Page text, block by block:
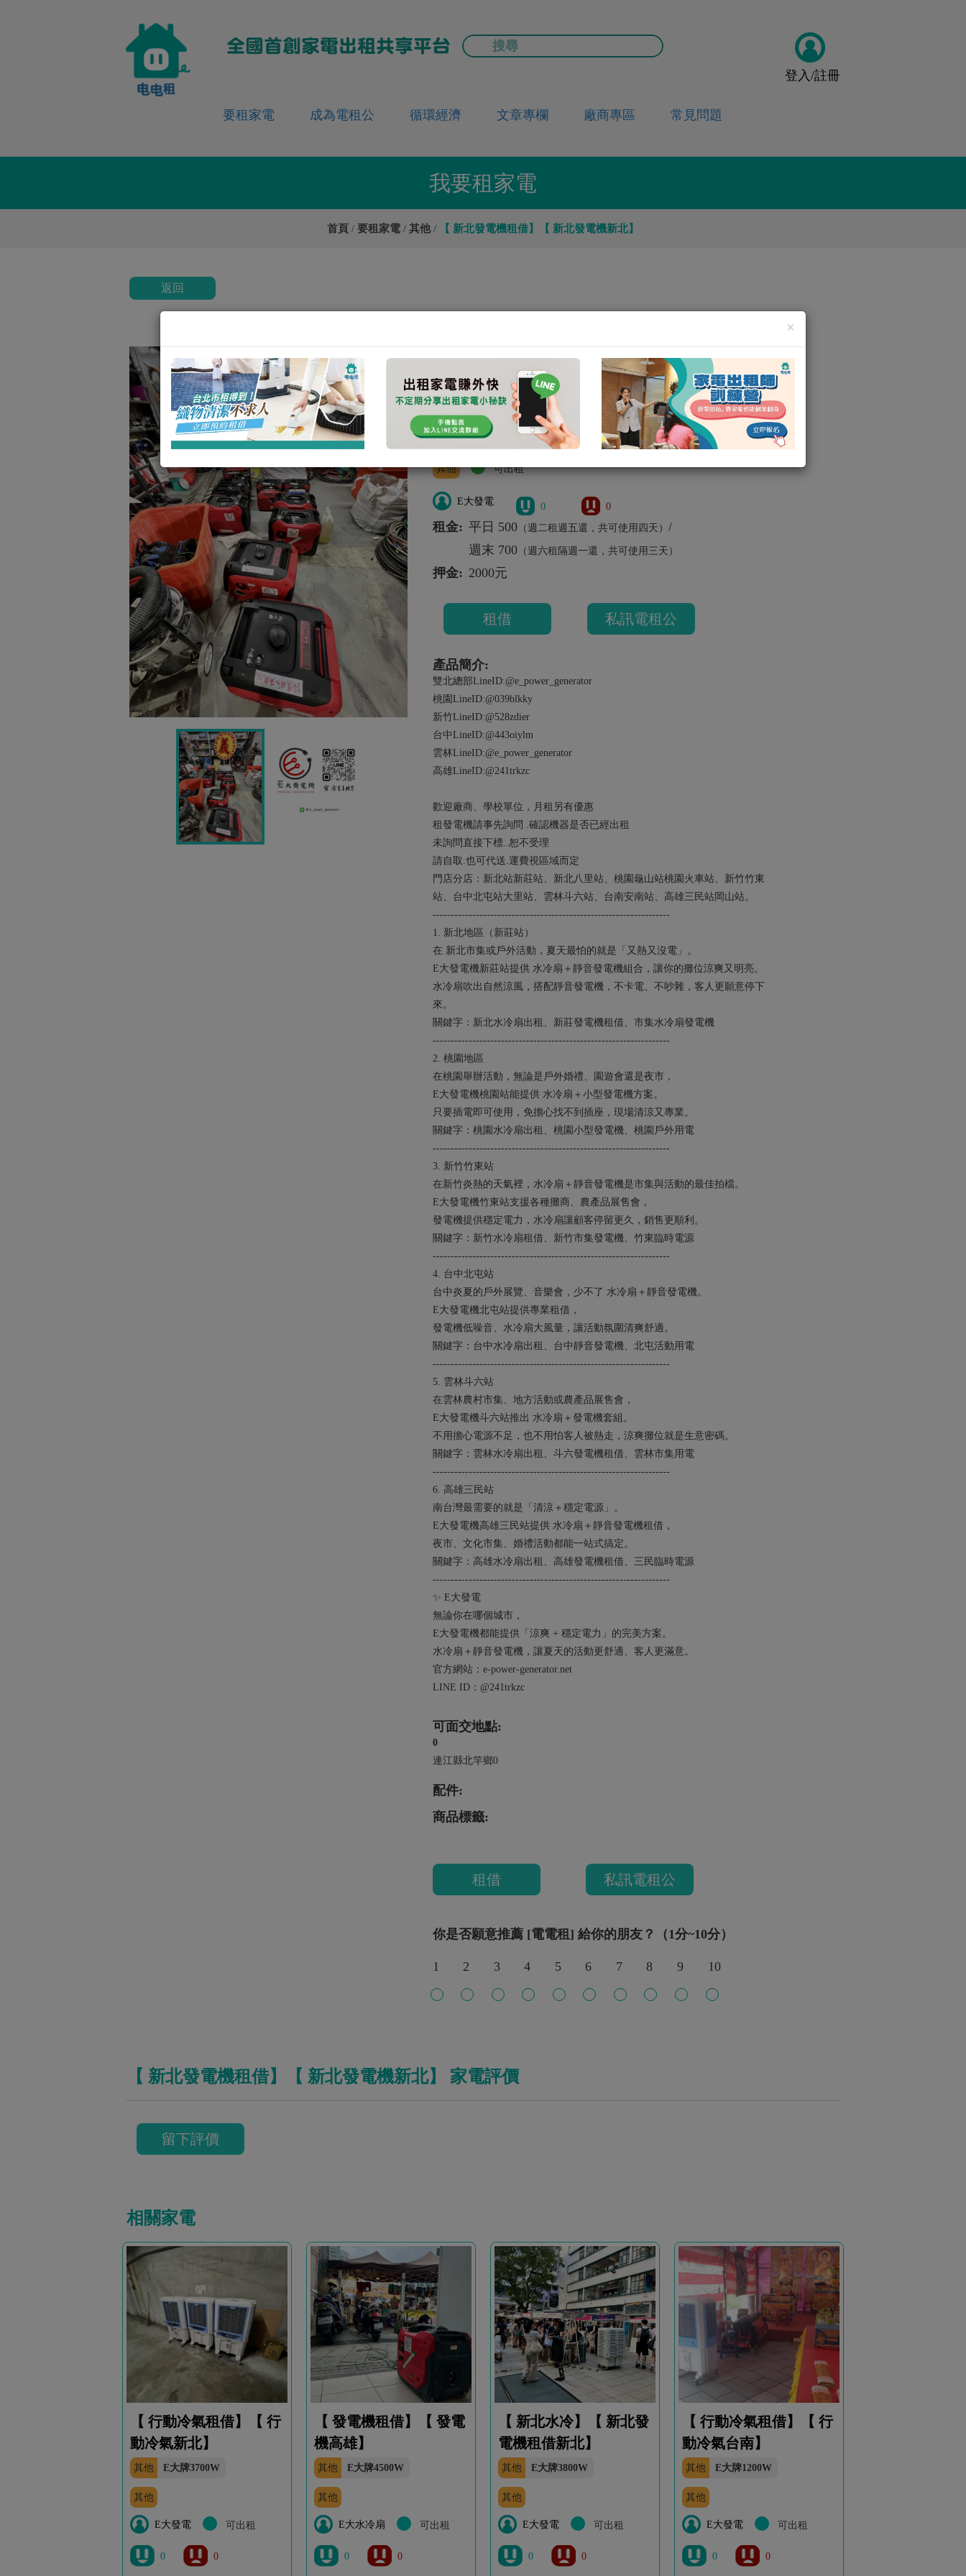
登入/註冊
要租家電 成為電租公 循環經濟 文章專欄 廠商專區 常見問題
我要租家電
首頁 要租家電 其他 【 新北發電機租借】【 新北發電機新北】
返回
【 新北發電機租借】【 新北發電機新
北】
廟會 廟會 廟會 E大牌7000W 發電機 新北
其他 E大牌7000W
其他 可出租
E大發電 0 0
租金: 平日 500（週二租週五還，共可使用四天） /
週末 700（週六租隔週一還，共可使用三天）
押金: 2000元
租借 私訊電租公
產品簡介:
雙北總部LineID:@e_power_generator
桃園LineID:@039blkky
新竹LineID:@528zdier
台中LineID:@443oiylm
雲林LineID:@e_power_generator
高雄LineID:@241trkzc
歡迎廠商、學校單位，月租另有優惠
租發電機請事先詢問 .確認機器是否已經出租
未詢問直接下標..恕不受理
請自取.也可代送.運費視區域而定
門店分店：新北站新莊站、新北八里站、桃園龜山站桃園火車站、新竹竹東
站、台中北屯站大里站、雲林斗六站、台南安南站、高雄三民站岡山站。
------------------------------------------------------------------
1. 新北地區（新莊站）
在 新北市集或戶外活動，夏天最怕的就是「又熱又沒電」。
E大發電機新莊站提供 水冷扇＋靜音發電機組合，讓你的攤位涼爽又明亮。
水冷扇吹出自然涼風，搭配靜音發電機，不卡電、不吵雜，客人更願意停下
來。
關鍵字：新北水冷扇出租、新莊發電機租借、市集水冷扇發電機
------------------------------------------------------------------
2. 桃園地區
在桃園舉辦活動，無論是戶外婚禮、園遊會還是夜市，
E大發電機桃園站能提供 水冷扇＋小型發電機方案。
只要插電即可使用，免擔心找不到插座，現場清涼又專業。
關鍵字：桃園水冷扇出租、桃園小型發電機、桃園戶外用電
------------------------------------------------------------------
3. 新竹竹東站
在新竹炎熱的天氣裡，水冷扇＋靜音發電機是市集與活動的最佳拍檔。
E大發電機竹東站支援各種攤商、農產品展售會，
發電機提供穩定電力，水冷扇讓顧客停留更久，銷售更順利。
關鍵字：新竹水冷扇租借、新竹市集發電機、竹東臨時電源
------------------------------------------------------------------
4. 台中北屯站
台中炎夏的戶外展覽、音樂會，少不了 水冷扇＋靜音發電機。
E大發電機北屯站提供專業租借，
發電機低噪音、水冷扇大風量，讓活動氛圍清爽舒適。
關鍵字：台中水冷扇出租、台中靜音發電機、北屯活動用電
------------------------------------------------------------------
5. 雲林斗六站
在雲林農村市集、地方活動或農產品展售會，
E大發電機斗六站推出 水冷扇＋發電機套組。
不用擔心電源不足，也不用怕客人被熱走，涼爽攤位就是生意密碼。
關鍵字：雲林水冷扇出租、斗六發電機租借、雲林市集用電
------------------------------------------------------------------
6. 高雄三民站
南台灣最需要的就是「清涼＋穩定電源」。
E大發電機高雄三民站提供 水冷扇＋靜音發電機租借，
夜市、文化市集、婚禮活動都能一站式搞定。
關鍵字：高雄水冷扇出租、高雄發電機租借、三民臨時電源
------------------------------------------------------------------
✨ E大發電
無論你在哪個城市，
E大發電機都能提供「涼爽 + 穩定電力」的完美方案。
水冷扇＋靜音發電機，讓夏天的活動更舒適、客人更滿意。
官方網站：e-power-generator.net
LINE ID：@241trkzc
可面交地點:
0
連江縣北竿鄉0
配件:
商品標籤:
租借 私訊電租公
你是否願意推薦 [電電租] 給你的朋友？（1分~10分）
1 2 3 4 5 6 7 8 9 10
【 新北發電機租借】【 新北發電機新北】 家電評價
留下評價
相關家電
【 行動冷氣租借】【 行
動冷氣新北】
其他 E大牌3700W
其他
E大發電 可出租
0 0
【 發電機租借】【 發電
機高雄】
其他 E大牌4500W
其他
E大水冷扇 可出租
0 0
【 新北水冷】【 新北發
電機租借新北】
其他 E大牌3800W
其他
E大發電 可出租
0 0
【 行動冷氣租借】【 行
動冷氣台南】
其他 E大牌1200W
其他
E大發電 可出租
0 0
×